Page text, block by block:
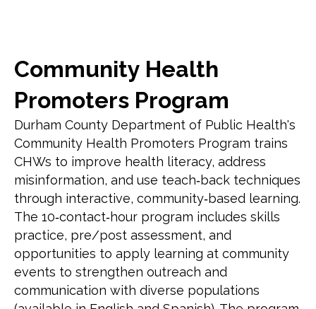
Community Health
Promoters Program
Durham County Department of Public Health's
Community Health Promoters Program trains
CHWs to improve health literacy, address
misinformation, and use teach‑back techniques
through interactive, community‑based learning.
The 10‑contact‑hour program includes skills
practice, pre/post assessment, and
opportunities to apply learning at community
events to strengthen outreach and
communication with diverse populations